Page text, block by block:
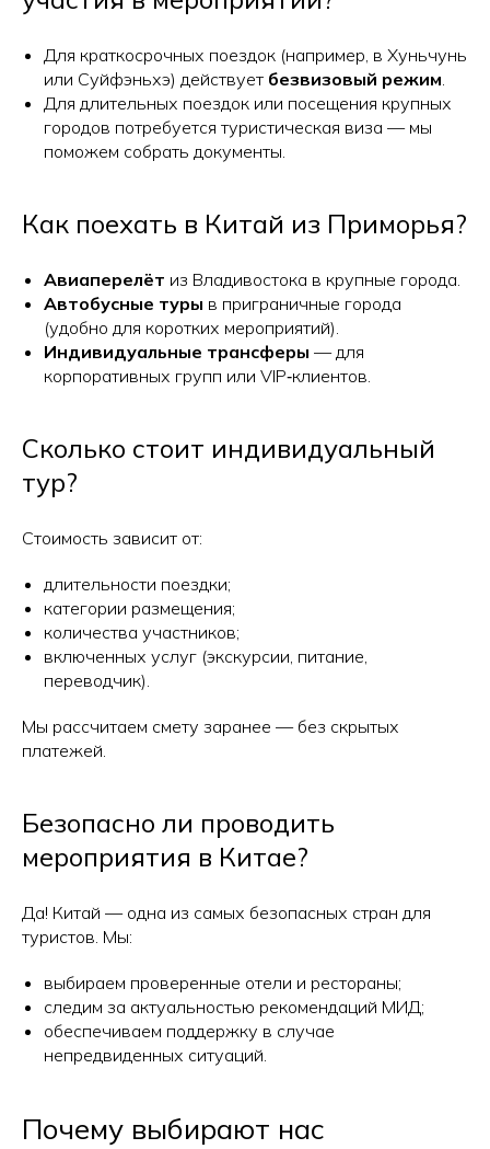
Для краткосрочных поездок (например, в Хуньчунь
или Суйфэньхэ) действует безвизовый режим.
Для длительных поездок или посещения крупных
городов потребуется туристическая виза — мы
поможем собрать документы.
Как поехать в Китай из Приморья?
Авиаперелёт из Владивостока в крупные города.
Автобусные туры в приграничные города
(удобно для коротких мероприятий).
Индивидуальные трансферы — для
корпоративных групп или VIP‑клиентов.
Сколько стоит индивидуальный
тур?
Стоимость зависит от:
длительности поездки;
категории размещения;
количества участников;
включенных услуг (экскурсии, питание,
переводчик).
Мы рассчитаем смету заранее — без скрытых
платежей.
Безопасно ли проводить
мероприятия в Китае?
Да! Китай — одна из самых безопасных стран для
туристов. Мы:
выбираем проверенные отели и рестораны;
следим за актуальностью рекомендаций МИД;
обеспечиваем поддержку в случае
непредвиденных ситуаций.
Почему выбирают нас